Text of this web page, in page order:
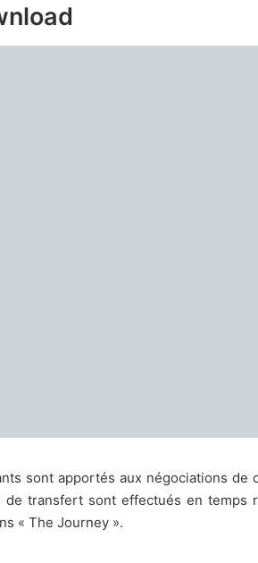
sont apportés aux négociations de
transfert sont effectués en temps
« The Journey ».